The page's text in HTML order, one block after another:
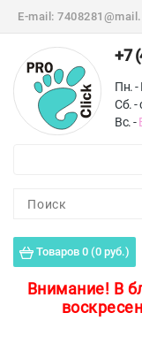
E-mail:
+7
Пн. -
Сб. -
Вс. -
Товаров 0 (0 руб.)
Внимание! В
Пороги для пола
Защитные уголки